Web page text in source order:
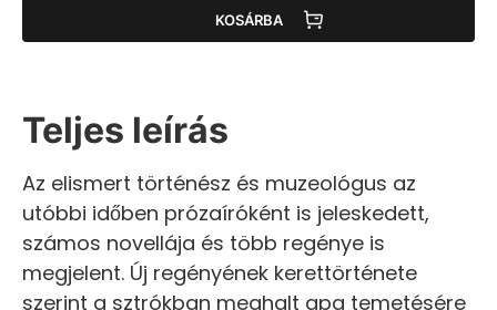
KOSÁRBA
Teljes leírás
Az elismert történész és muzeológus az
utóbbi időben prózaíróként is jeleskedett,
számos novellája és több regénye is
megjelent. Új regényének kerettörténete
szerint a sztrókban meghalt apa temetésére